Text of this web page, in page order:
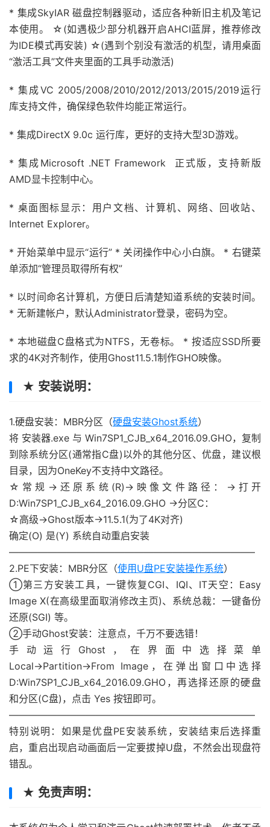
* 集成SkyIAR 磁盘控制器驱动，适应各种新旧主机及笔记
本使用。 ☆(如遇极少部分机器开启AHCI蓝屏，推荐修改
为IDE模式再安装) ☆(遇到个别没有激活的机型，请用桌面
“激活工具”文件夹里面的工具手动激活)
* 集成VC 2005/2008/2010/2012/2013/2015/2019运行
库支持文件，确保绿色软件均能正常运行。
* 集成DirectX 9.0c 运行库，更好的支持大型3D游戏。
* 集成Microsoft .NET Framework 正式版，支持新版
AMD显卡控制中心。
* 桌面图标显示：用户文档、计算机、网络、回收站、
Internet Explorer。
* 开始菜单中显示“运行” * 关闭操作中心小白旗。 * 右键菜
单添加“管理员取得所有权”
* 以时间命名计算机，方便日后清楚知道系统的安装时间。
* 无新建帐户，默认Administrator登录，密码为空。
* 本地磁盘C盘格式为NTFS，无卷标。 * 按适应SSD所要
求的4K对齐制作，使用Ghost11.5.1制作GHO映像。
★ 安装说明：
1.硬盘安装：MBR分区（硬盘安装Ghost系统）
将 安装器.exe 与 Win7SP1_CJB_x64_2016.09.GHO，复制
到除系统分区(通常指C盘)以外的其他分区、优盘，建议根
目录，因为OneKey不支持中文路径。
☆常规→还原系统(R)→映像文件路径：→打开
D:Win7SP1_CJB_x64_2016.09.GHO →分区C：
☆高级→Ghost版本→11.5.1(为了4K对齐)
确定(O) 是(Y) 系统自动重启安装
—————————————————————————–
2.PE下安装：MBR分区（使用U盘PE安装操作系统）
①第三方安装工具，一键恢复CGI、IQI、IT天空：Easy
Image X(在高级里面取消修改主页)、系统总裁：一键备份
还原(SGI) 等。
②手动Ghost安装：注意点，千万不要选错！
手动运行Ghost，在界面中选择菜单
Local→Partition→From Image，在弹出窗口中选择
D:Win7SP1_CJB_x64_2016.09.GHO，再选择还原的硬盘
和分区(C盘)，点击 Yes 按钮即可。
—————————————————————————–
特别说明：如果是优盘PE安装系统，安装结束后选择重
启，重启出现启动画面后一定要拔掉U盘，不然会出现盘符
错乱。
★ 免责声明：